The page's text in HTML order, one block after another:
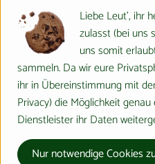
Zutaten
Nährwert-Info
Produktdatenblatt
Liebe Leut', ihr
zulasst (bei uns
uns somit
sammeln. Da wir eure
ihr in Übereinstimmung mit
Privacy) die Möglichkeit
Dienstleister ihr Daten
Nur notwendige Cookies